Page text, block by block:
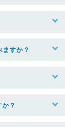
すか？
？